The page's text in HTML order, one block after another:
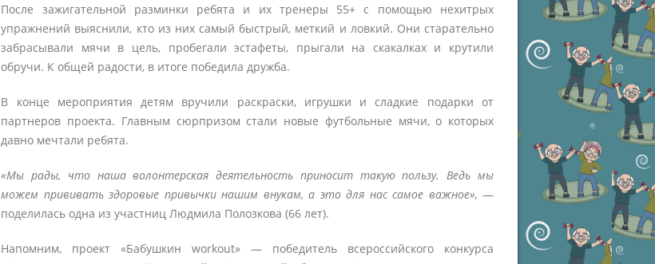
После зажигательной разминки ребята и их тренеры 55+ с помощью нехитрых
упражнений выяснили, кто из них самый быстрый, меткий и ловкий. Они старательно
забрасывали мячи в цель, пробегали эстафеты, прыгали на скакалках и крутили
обручи. К общей радости, в итоге победила дружба.
В конце мероприятия детям вручили раскраски, игрушки и сладкие подарки от
партнеров проекта. Главным сюрпризом стали новые футбольные мячи, о которых
давно мечтали ребята.
«Мы рады, что наша волонтерская деятельность приносит такую пользу. Ведь мы
можем прививать здоровые привычки нашим внукам, а это для нас самое важное», ―
поделилась одна из участниц Людмила Полозкова (66 лет).
Напомним, проект «Бабушкин workout» ― победитель всероссийского конкурса